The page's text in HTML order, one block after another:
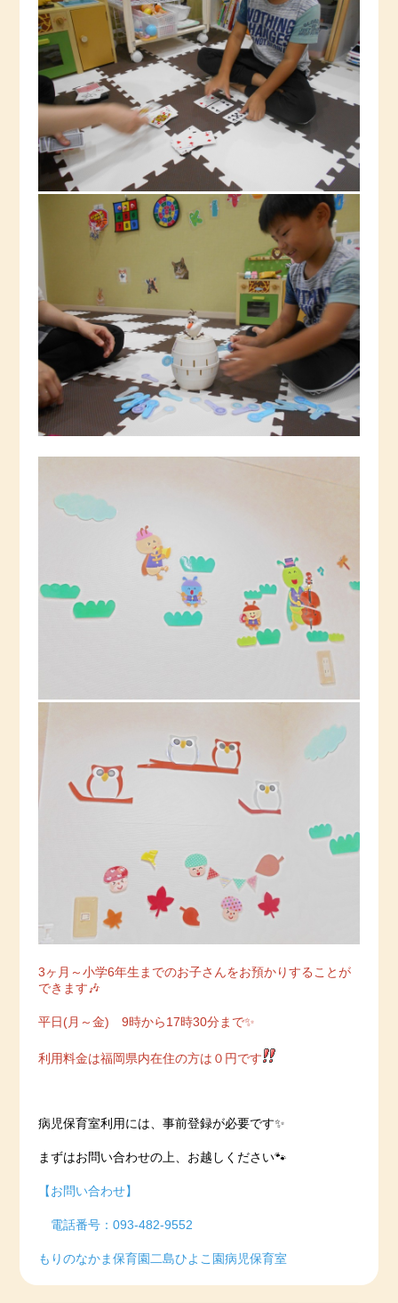
3ヶ月～小学6年生までのお子さんをお預かりすることが
できます🎶
平日(月～金) 9時から17時30分まで✨
利用料金は福岡県内在住の方は０円です
病児保育室利用には、事前登録が必要です✨
まずはお問い合わせの上、お越しください🐾
【お問い合わせ】
電話番号：093-482-9552
もりのなかま保育園二島ひよこ園病児保育室